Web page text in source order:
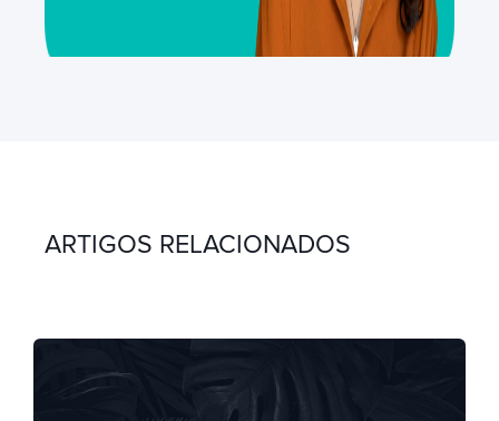
ARTIGOS RELACIONADOS